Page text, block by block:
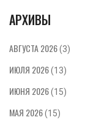
АРХИВЫ
АВГУСТА 2026(3)
ИЮЛЯ 2026(13)
ИЮНЯ 2026(15)
МАЯ 2026(15)